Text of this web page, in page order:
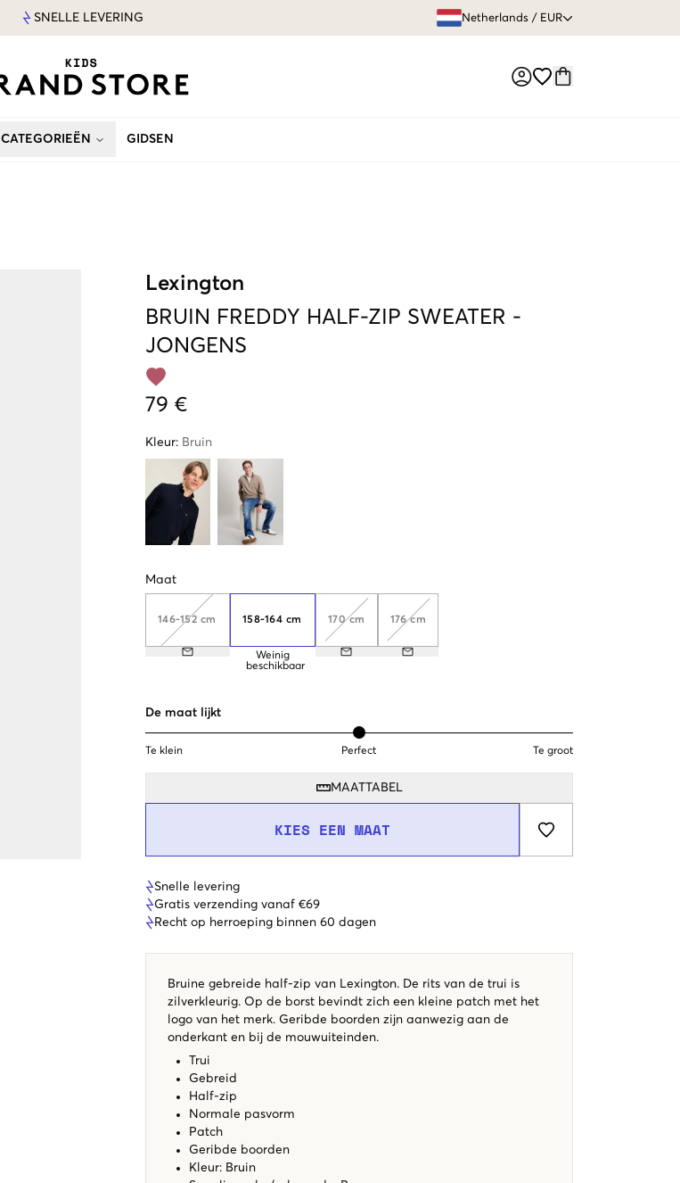
SNELLE LEVERING Netherlands / EUR
CATEGORIEËN GIDSEN
Lexington
BRUIN
FREDDY HALF-ZIP SWEATER -
JONGENS
79 €
Kleur: Bruin
Maat
146-152 cm 158-164 cm
Weinig
beschikbaar
170 cm 176 cm
De maat lijkt
Te klein Perfect Te groot
MAATTABEL
KIES EEN MAAT
Snelle levering
Gratis verzending vanaf €69
Recht op herroeping binnen 60 dagen
Bruine gebreide half-zip van Lexington. De rits van de trui is
zilverkleurig. Op de borst bevindt zich een kleine patch met het
logo van het merk. Geribde boorden zijn aanwezig aan de
onderkant en bij de mouwuiteinden.
Trui
Gebreid
Half-zip
Normale pasvorm
Patch
Geribde boorden
Kleur: Bruin